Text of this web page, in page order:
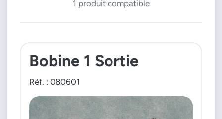
1 produit compatible
Bobine 1 Sortie
Réf. : 080601